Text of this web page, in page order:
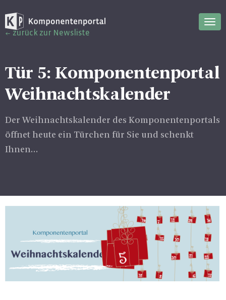
zurück zur Newsliste
Tür 5: Komponentenportal
Weihnachtskalender
Der Weihnachtskalender des Komponentenportals
öffnet heute ein Türchen für Sie und schenkt
Ihnen…